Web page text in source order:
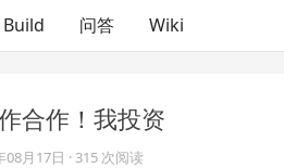
Build 问答 Wiki
合作！我投资
08月17日 · 315 次阅读